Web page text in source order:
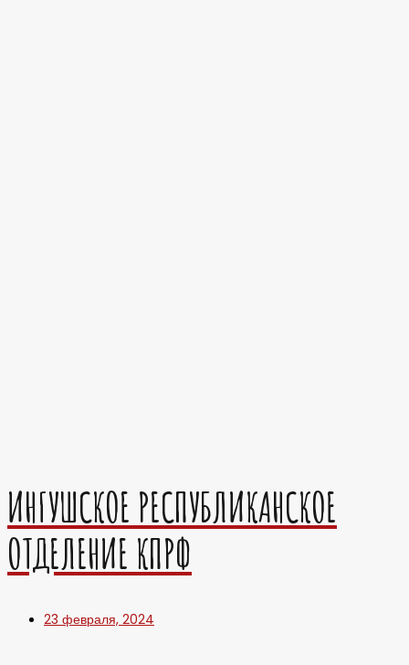
ИНГУШСКОЕ РЕСПУБЛИКАНСКОЕ
ОТДЕЛЕНИЕ КПРФ
23 февраля, 2024